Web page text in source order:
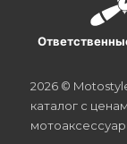
2026 ©
каталог с